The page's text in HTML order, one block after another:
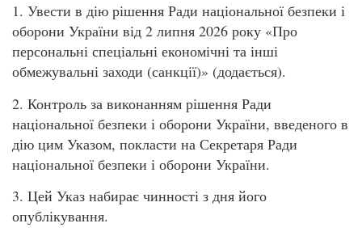
1. Увести в дію рішення Ради національної безпеки і
оборони України від 2 липня 2026 року «Про
персональні спеціальні економічні та інші
обмежувальні заходи (санкції)» (додається).
2. Контроль за виконанням рішення Ради
національної безпеки і оборони України, введеного в
дію цим Указом, покласти на Секретаря Ради
національної безпеки і оборони України.
3. Цей Указ набирає чинності з дня його
опублікування.